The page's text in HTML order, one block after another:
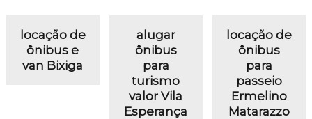
locação de
ônibus e
van Bixiga
alugar
ônibus
para
turismo
valor Vila
Esperança
locação de
ônibus
para
passeio
Ermelino
Matarazzo